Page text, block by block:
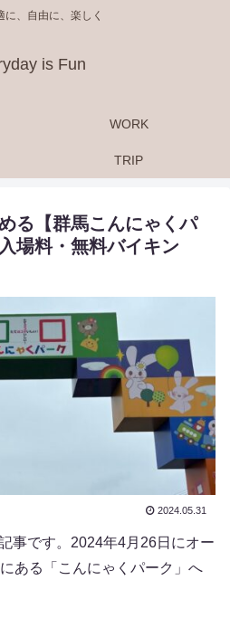
に、自由に、楽しく
is Fun
WORK
TRIP
る【群馬こんにゃくパ
場料・無料バイキン
2024.05.31
事です。2024年4月26日にオー
ある「こんにゃくパーク」へ